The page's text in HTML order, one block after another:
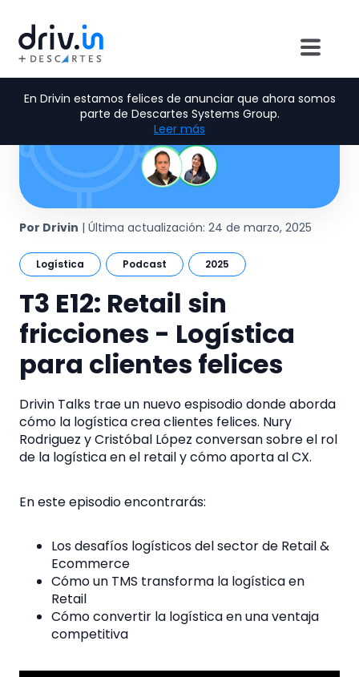
En Drivin estamos felices de anunciar que ahora somos
parte de Descartes Systems Group.
Leer más
Por Drivin | Última actualización: 24 de marzo, 2025
Logística Podcast 2025
T3 E12: Retail sin
fricciones - Logística
para clientes felices
Drivin Talks trae un nuevo espisodio donde aborda
cómo la logística crea clientes felices. Nury
Rodriguez y Cristóbal López conversan sobre el rol
de la logística en el retail y cómo aporta al CX.
En este episodio encontrarás:
Los desafíos logísticos del sector de Retail &
Ecommerce
Cómo un TMS transforma la logística en
Retail
Cómo convertir la logística en una ventaja
competitiva